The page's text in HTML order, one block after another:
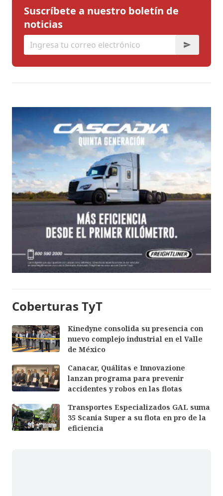
Suscríbete a nuestro boletín de
noticias
Coberturas TyT
Kinedyne consolida su presencia con
nuevo complejo industrial en el Valle
de México
Canacar, Quálitas e Innovazione
lanzan programa para prevenir
accidentes y robos en las flotas
Transportes Especializados GAL suma
35 Scania Super a su flota en pro de la
eficiencia